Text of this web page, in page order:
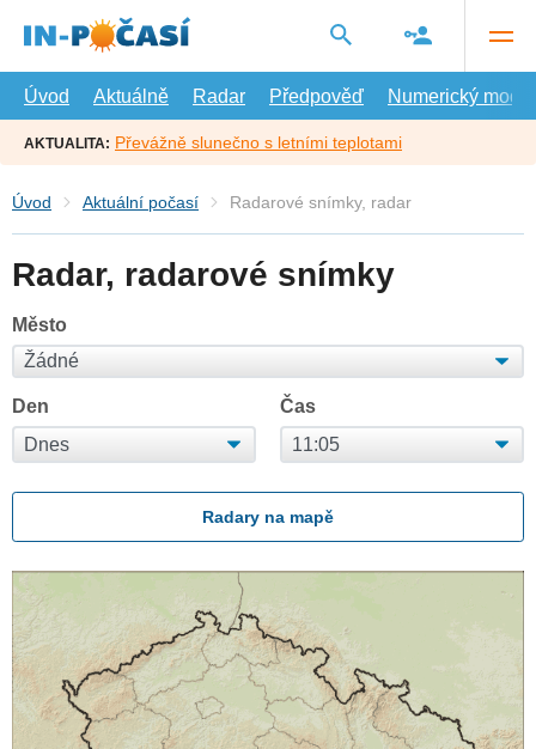
hlavní
Úvod
Aktuálně Radar Předpověď Numerický model
AKTUALITA: Převážně slunečno s letními teplotami
Úvod Aktuální počasí Radarové snímky, radar
Radar, radarové snímky
Město
Den Čas
Radary na mapě